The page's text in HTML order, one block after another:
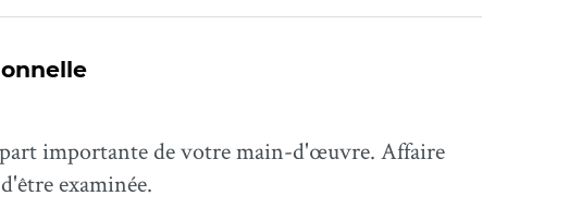
importante de votre main-d'œuvre. Affaire
examinée.